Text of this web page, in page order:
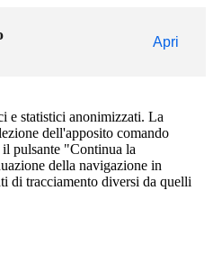
Apri
e statistici anonimizzati. La
dell'apposito comando
pulsante "Continua la
della navigazione in
di tracciamento diversi da quelli